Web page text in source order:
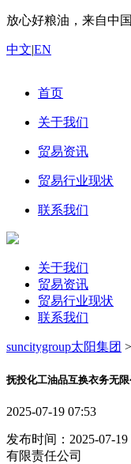
放心好粮油，来自中
中文|EN
首页
关于我们
贸易资讯
贸易行业现状
联系我们
关于我们
贸易资讯
贸易行业现状
联系我们
suncitygroup太阳集团 >
抚投化工油品互换衣务无
2025-07-19 07:53
发布时间：2025-07-
有限责任公司